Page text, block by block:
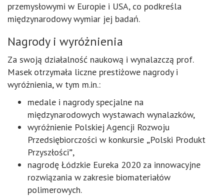
przemysłowymi w Europie i USA, co podkreśla
międzynarodowy wymiar jej badań.
Nagrody i wyróżnienia
Za swoją działalność naukową i wynalazczą prof.
Masek otrzymała liczne prestiżowe nagrody i
wyróżnienia, w tym m.in.:
medale i nagrody specjalne na
międzynarodowych wystawach wynalazków,
wyróżnienie Polskiej Agencji Rozwoju
Przedsiębiorczości w konkursie „Polski Produkt
Przyszłości”,
nagrodę Łódzkie Eureka 2020 za innowacyjne
rozwiązania w zakresie biomateriałów
polimerowych.